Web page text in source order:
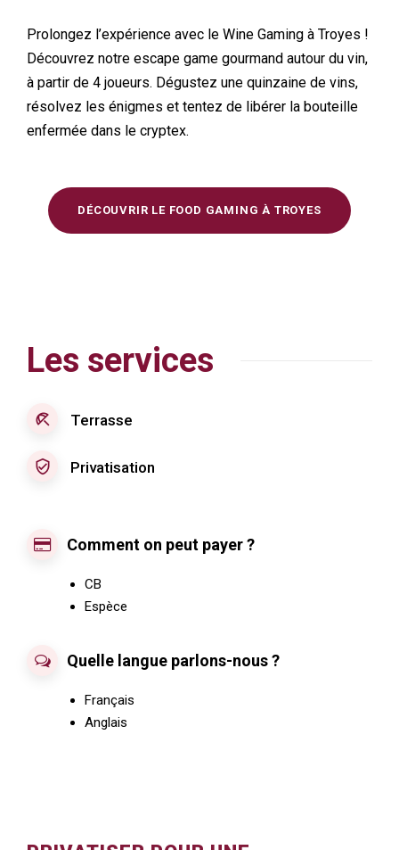
Prolongez l’expérience avec le Wine Gaming à Troyes !
Découvrez notre escape game gourmand autour du vin,
à partir de 4 joueurs. Dégustez une quinzaine de vins,
résolvez les énigmes et tentez de libérer la bouteille
enfermée dans le cryptex.
DÉCOUVRIR LE FOOD GAMING À TROYES
Les services
beach_access Terrasse
verified_user Privatisation
Comment on peut payer ?
CB
Espèce
Quelle langue parlons-nous ?
Français
Anglais